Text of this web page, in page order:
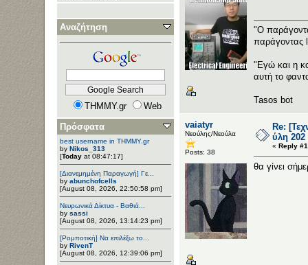
Αναζήτηση
THMMY.gr
Web
Πρόσφατα
best username in THMMY.gr
by Nikos_313
[Today at 08:47:17]
[Διανεμημένη Παραγωγή] Γε...
by abunchofcells
[August 08, 2026, 22:50:58 pm]
Νευρωνικά Δίκτυα - Βαθιά...
by sassi
[August 08, 2026, 13:14:23 pm]
[Ρομποτική] Να επιλέξω το...
by RivenT
[August 08, 2026, 12:39:06 pm]
"Ο
παράγοντας
"Εγώ και η
αυτή το
Tasos bot
vaiatyr
Νεούλης/Νεούλα
Posts: 38
Re:
ύλη 202
« Reply
θα γίνει